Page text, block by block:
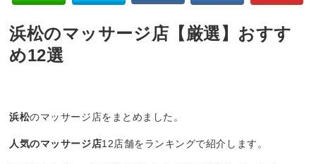
浜松のマッサージ店【厳選】おすす
め12選
浜松のマッサージ店をまとめました。
人気のマッサージ店12店舗をランキングで紹介します。